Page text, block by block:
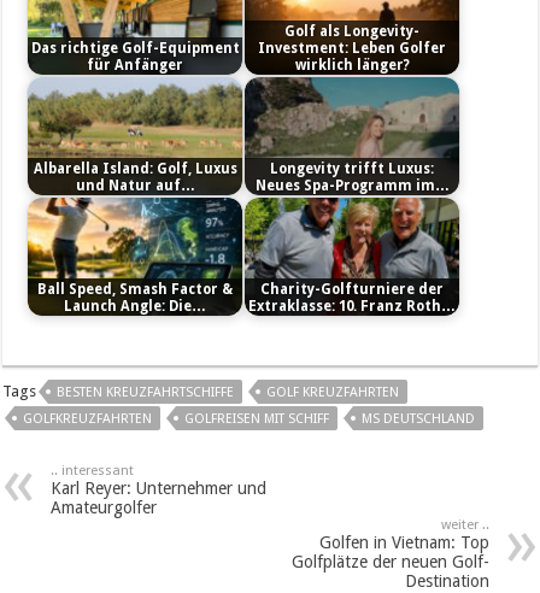
Das richtige Golf-Equipment
für Anfänger
Golf als Longevity-
Investment: Leben Golfer
wirklich länger?
Albarella Island: Golf, Luxus
und Natur auf…
Longevity trifft Luxus:
Neues Spa-Programm im…
Ball Speed, Smash Factor &
Launch Angle: Die…
Charity-Golfturniere der
Extraklasse: 10. Franz Roth…
Tags BESTEN KREUZFAHRTSCHIFFE
GOLF KREUZFAHRTEN
GOLFKREUZFAHRTEN
GOLFREISEN MIT SCHIFF MS DEUTSCHLAND
.. interessant
Karl Reyer: Unternehmer und
Amateurgolfer
weiter ..
Golfen in Vietnam: Top
Golfplätze der neuen Golf-
Destination